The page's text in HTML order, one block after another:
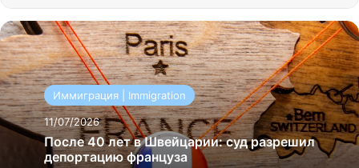
Иммиграция | Immigration
11/07/2026
После 40 лет в Швейцарии: суд разрешил
депортацию француза